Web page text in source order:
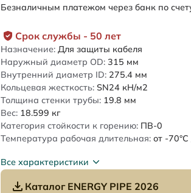
Срок службы - 50 лет
Назначение: Для защиты кабеля
Наружный диаметр OD: 315 мм
Внутренний диаметр ID: 275.4 мм
Кольцевая жесткость: SN24 кН/м2
Толщина стенки трубы: 19.8 мм
Вес: 18.599 кг
Категория стойкости к горению: ПВ-0
Температура рабочая длительная: от -
Все характеристики
Каталог ENERGY PIPE 2026
Безналичным платежом через банк по